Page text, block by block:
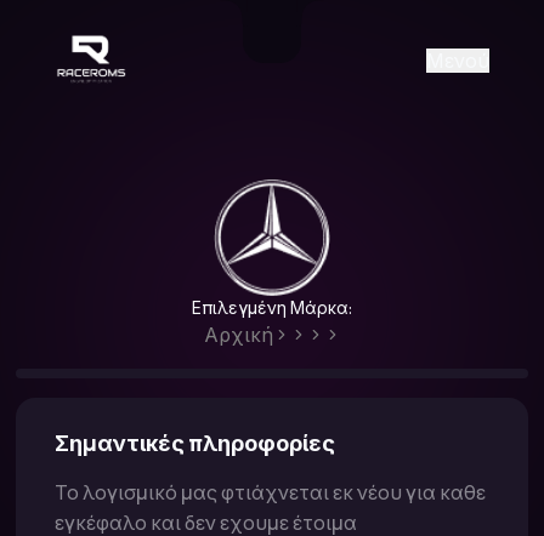
https://www.facebook.com/
https://www.tiktok.com/
Contact us on Viber
Raceroms
Επιλεγμένη Μάρκα:
Αρχική
Σημαντικές πληροφορίες
Το λογισμικό μας φτιάχνεται εκ νέου για καθε
εγκέφαλο και δεν εχουμε έτοιμα